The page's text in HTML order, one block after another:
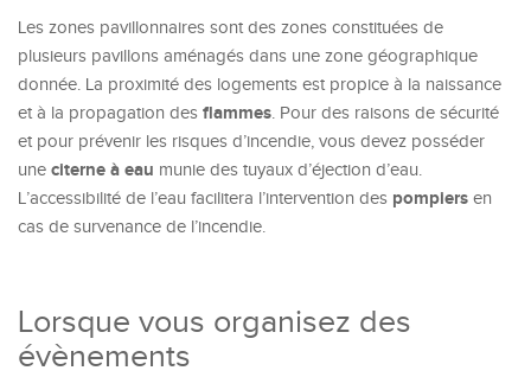
Les zones pavillonnaires sont des zones constituées de
plusieurs pavillons aménagés dans une zone géographique
donnée. La proximité des logements est propice à la naissance
et à la propagation des flammes. Pour des raisons de sécurité
et pour prévenir les risques d’incendie, vous devez posséder
une citerne à eau munie des tuyaux d’éjection d’eau.
L’accessibilité de l’eau facilitera l’intervention des pompiers en
cas de survenance de l’incendie.
Lorsque vous organisez des
évènements